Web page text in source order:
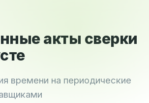
акты сверки
времени на периодические